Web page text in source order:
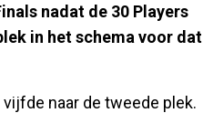
nadat de 30 Players
in het schema voor dat
vijfde naar de tweede plek.